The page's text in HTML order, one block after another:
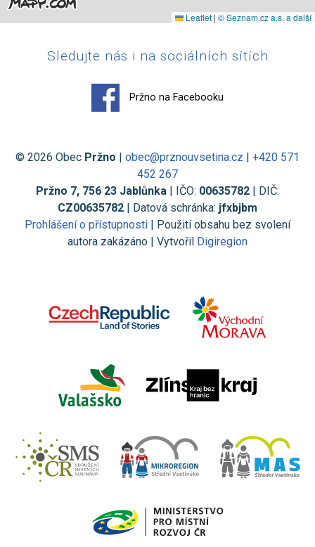
Leaflet | © Seznam.cz a.s. a další
Sledujte nás i na sociálních sítích
Pržno na Facebooku
© 2026 Obec Pržno obec@prznouvsetina.cz
+420 571
452 267
Pržno 7, 756 23 Jablůnka | IČO: 00635782 | DIČ:
CZ00635782 | Datová schránka: jfxbjbm
Prohlášení o přístupnosti | Použití obsahu bez svolení
autora zakázáno | Vytvořil Digiregion